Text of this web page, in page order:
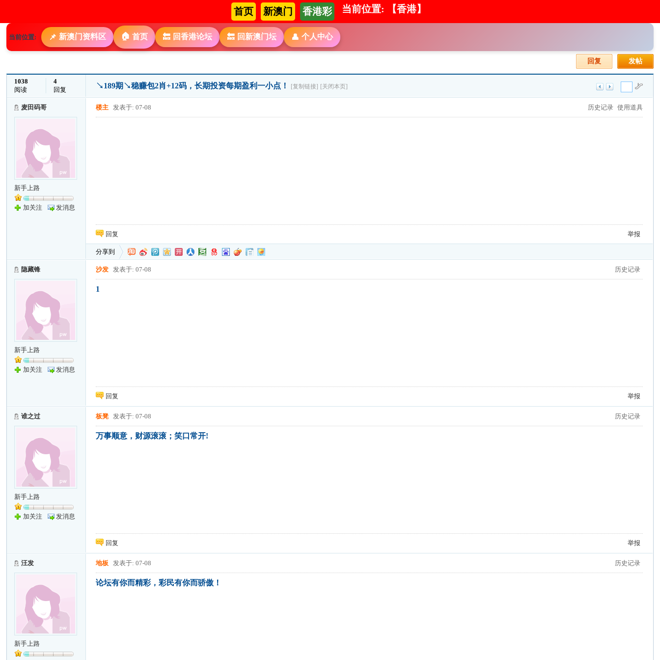
首页 新澳门 香港彩 当前位置: 【香港】
当前位置: 📌 新澳门资料区 🏠 首页 🔙 回香港论坛 🔙 回新澳门坛 👤 个人中心
发帖
回复
1038
阅读
4
回复
↘189期↘稳赚包2肖+12码，长期投资每期盈利一小点！ [复制链接] [关闭本页]
麦田码哥
新手上路
加关注 发消息
历史记录 使用道具
楼主 发表于: 07-08
回复 举报
分享到
隐藏锋
新手上路
加关注 发消息
历史记录
沙发 发表于: 07-08
1
回复 举报
谁之过
新手上路
加关注 发消息
历史记录
板凳 发表于: 07-08
万事顺意，财源滚滚；笑口常开!
回复 举报
汪发
新手上路
历史记录
地板 发表于: 07-08
论坛有你而精彩，彩民有你而骄傲！